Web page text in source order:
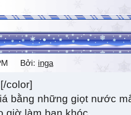
PM Bởi: inga
color]
bằng những giọt nước